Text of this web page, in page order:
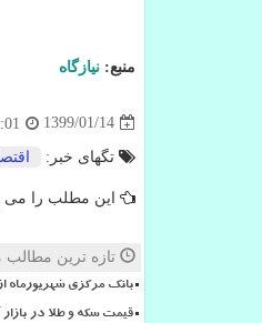
منبع: نیازگاه
1399/01/14
تگهای خبر:
این مطلب را می
تازه ترین مطالب
بانک مرکزی شهریورماه
قیمت سکه و طلا در بازار آزاد در ۱۲